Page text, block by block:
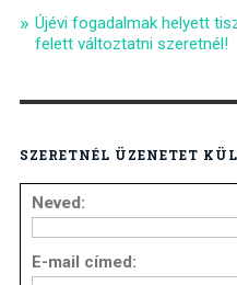
Újévi fogadalmak helyett
felett változtatni szeretnél!
SZERETNÉL ÜZENETET
Neved:
E-mail címed: